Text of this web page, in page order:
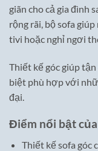
giãn cho cả gia đình
rộng rãi, bộ sofa
tivi hoặc nghỉ ngơi
Thiết kế góc giúp
biệt phù hợp với
đại.
Điểm nổi bật
Thiết kế sofa góc